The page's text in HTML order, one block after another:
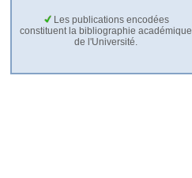
Les publications encodées
constituent la bibliographie académique
de l'Université.